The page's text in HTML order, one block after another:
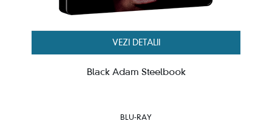
VEZI DETALII
Black Adam Steelbook
BLU-RAY